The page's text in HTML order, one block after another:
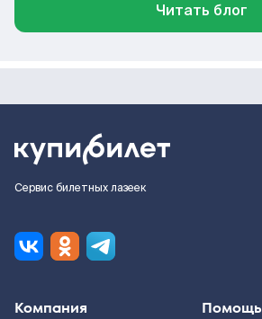
Читать блог
Сервис билетных лазеек
Компания Помощь